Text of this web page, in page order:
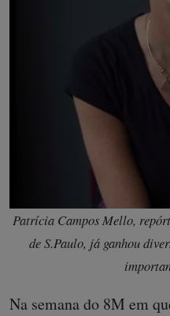
Patrícia Campos Mello,
de S.Paulo, já ganhou
Na semana do 8M em